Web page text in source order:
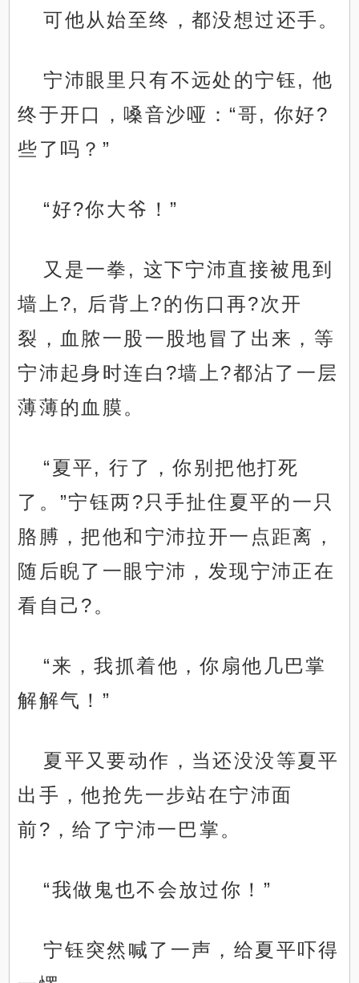
可他从始至终，都没想过还手。
宁沛眼里只有不远处的宁钰, 他
终于开口，嗓音沙哑：“哥, 你好?
些了吗？”
“好?你大爷！”
又是一拳, 这下宁沛直接被甩到
墙上?, 后背上?的伤口再?次开
裂，血脓一股一股地冒了出来，等
宁沛起身时连白?墙上?都沾了一层
薄薄的血膜。
“夏平, 行了，你别把他打死
了。”宁钰两?只手扯住夏平的一只
胳膊，把他和宁沛拉开一点距离，
随后睨了一眼宁沛，发现宁沛正在
看自己?。
“来，我抓着他，你扇他几巴掌
解解气！”
夏平又要动作，当还没没等夏平
出手，他抢先一步站在宁沛面
前?，给了宁沛一巴掌。
“我做鬼也不会放过你！”
宁钰突然喊了一声，给夏平吓得